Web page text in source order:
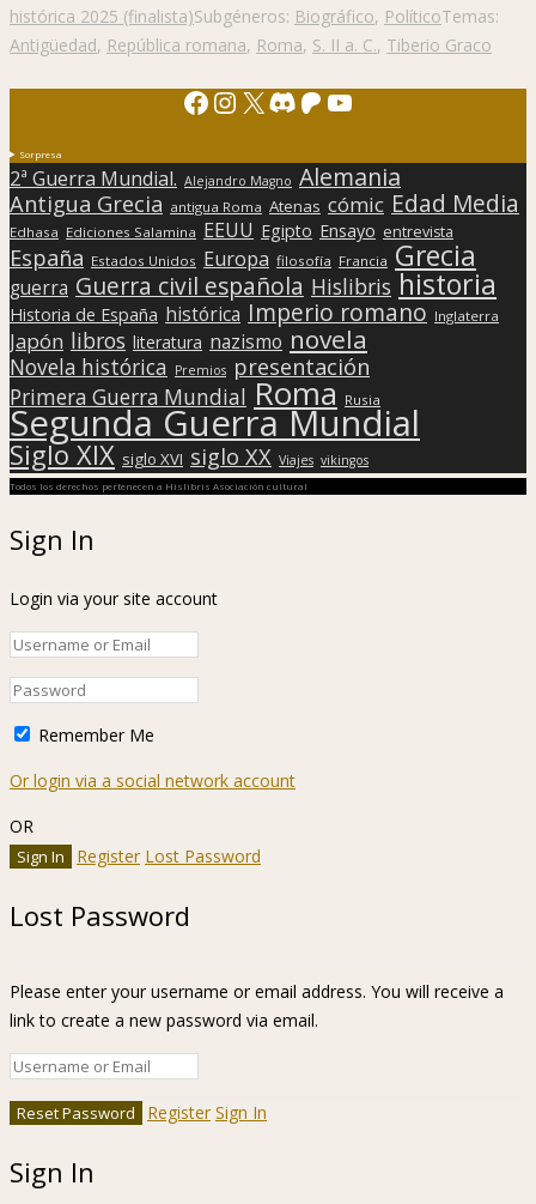
histórica 2025 (finalista)Subgéneros: Biográfico, PolíticoTemas:
Antigüedad, República romana, Roma, S. II a. C., Tiberio Graco
Facebook
Instagram
X Discord
Patreon
YouTube
Sorpresa
2ª Guerra Mundial. Alejandro Magno Alemania
Antigua Grecia antigua Roma Atenas cómic Edad Media
Edhasa Ediciones Salamina EEUU Egipto Ensayo entrevista
España Estados Unidos Europa filosofía Francia Grecia
guerra Guerra civil española Hislibris historia
Historia de España histórica Imperio romano Inglaterra
Japón libros literatura nazismo novela
Novela histórica Premios presentación
Primera Guerra Mundial Roma Rusia
Segunda Guerra Mundial
Siglo XIX siglo XVI siglo XX Viajes vikingos
Todos los derechos pertenecen a Hislibris Asociación cultural
Sign In
Login via your site account
Remember Me
Or login via a social network account
OR
Register Lost Password
Lost Password
Please enter your username or email address. You will receive a
link to create a new password via email.
Register Sign In
Sign In